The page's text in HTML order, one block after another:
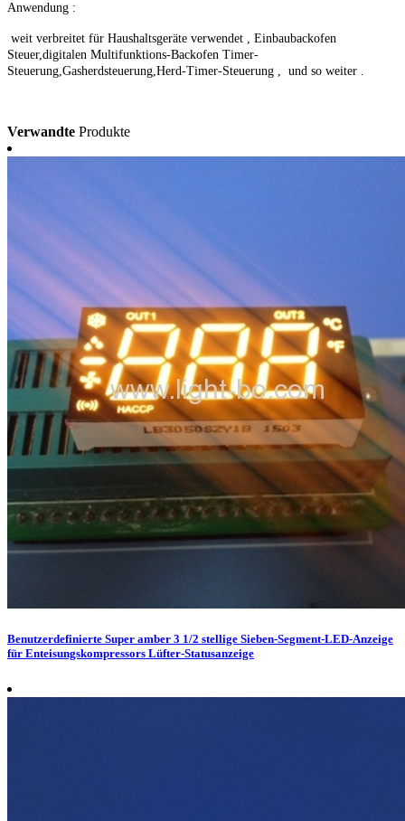
Anwendung :
weit verbreitet für Haushaltsgeräte verwendet , Einbaubackofen
Steuer,digitalen Multifunktions-Backofen Timer-
Steuerung,Gasherdsteuerung,Herd-Timer-Steuerung , und so weiter .
Verwandte Produkte
Benutzerdefinierte Super amber 3 1/2 stellige Sieben-Segment-LED-Anzeige
für Enteisungskompressors Lüfter-Statusanzeige